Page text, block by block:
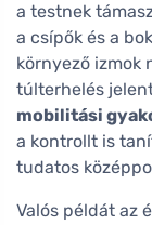
a testnek
a csípők és a
környező izmok
túlterhelés
mobilitási
a kontrollt is
tudatos
Valós példát az